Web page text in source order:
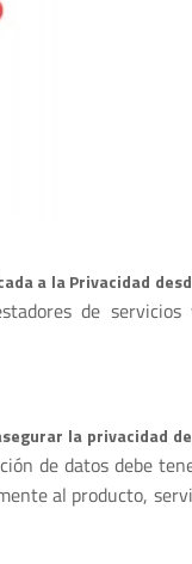
a la Privacidad
de
la privacidad
de datos debe
al producto,